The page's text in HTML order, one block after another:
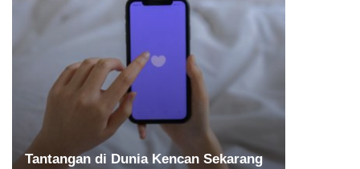
Tantangan di Dunia Kencan Sekarang